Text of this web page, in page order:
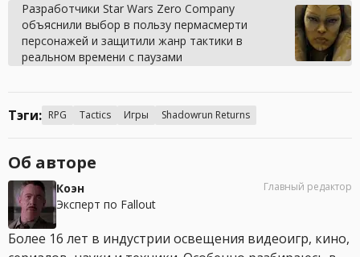
Разработчики Star Wars Zero Company
объяснили выбор в пользу пермасмерти
персонажей и защитили жанр тактики в
реальном времени с паузами
Тэги: RPG Tactics Игры Shadowrun Returns
Об авторе
Коэн
Эксперт по Fallout
Главный редактор
Более 16 лет в индустрии освещения видеоигр, кино,